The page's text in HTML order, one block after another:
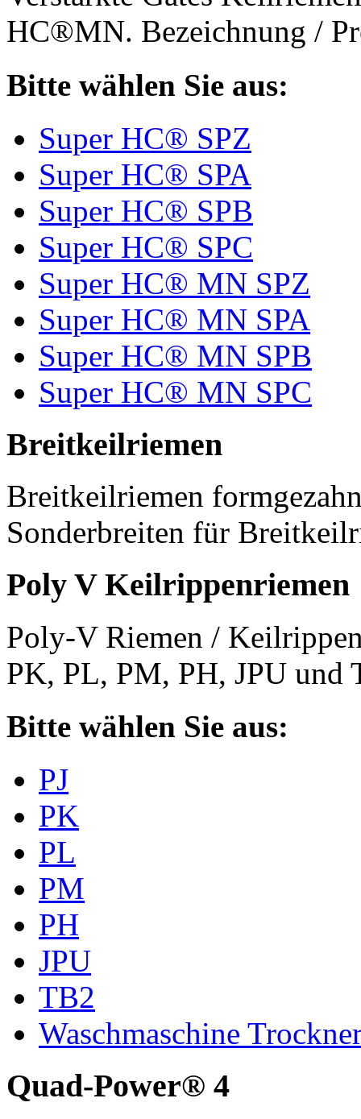
HC®MN. Bezeichnung /
Bitte wählen Sie aus:
Super HC® SPZ
Super HC® SPA
Super HC® SPB
Super HC® SPC
Super HC® MN SPZ
Super HC® MN SPA
Super HC® MN SPB
Super HC® MN SPC
Breitkeilriemen
Breitkeilriemen
Sonderbreiten für
Poly V Keilrippenriemen
Poly-V Riemen /
PK, PL, PM, PH, JPU und
Bitte wählen Sie aus:
PJ
PK
PL
PM
PH
JPU
TB2
Waschmaschine
Quad-Power® 4